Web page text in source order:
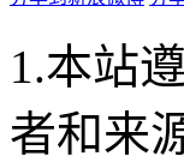
1.本站
者和来